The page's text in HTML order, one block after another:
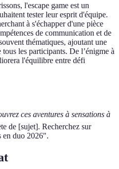
l'escape game est un
tester leur esprit d'équipe.
à s'échapper d'une pièce
de communication et de
thématiques, ajoutant une
les participants. De l’énigme à
l'équilibre entre défi
ces aventures à sensations à
de [sujet]. Recherchez sur
en duo 2026".